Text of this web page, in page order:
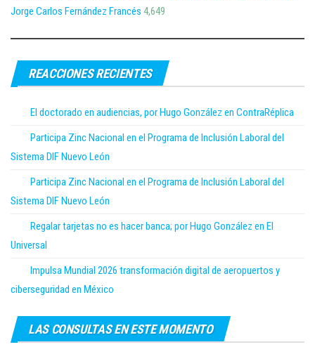
Jorge Carlos Fernández Francés 4,649
REACCIONES RECIENTES
El doctorado en audiencias, por Hugo González en ContraRéplica
Participa Zinc Nacional en el Programa de Inclusión Laboral del
Sistema DIF Nuevo León
Participa Zinc Nacional en el Programa de Inclusión Laboral del
Sistema DIF Nuevo León
Regalar tarjetas no es hacer banca; por Hugo González en El
Universal
Impulsa Mundial 2026 transformación digital de aeropuertos y
ciberseguridad en México
LAS CONSULTAS EN ESTE MOMENTO